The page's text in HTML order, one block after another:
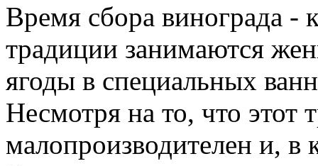
Время сбора винограда -
традиции занимаются
ягоды в специальных
Несмотря на то, что этот
малопроизводителен и, в